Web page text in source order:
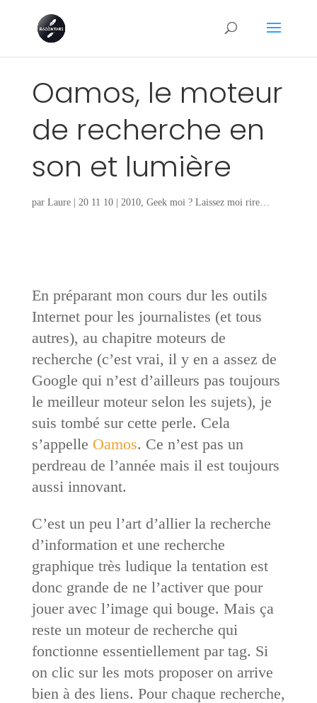
Oamos, le moteur
de recherche en
son et lumière
par Laure| 20 11 10| 2010, Geek moi ? Laissez moi rire…
En préparant mon cours dur les outils
Internet pour les journalistes (et tous
autres), au chapitre moteurs de
recherche (c’est vrai, il y en a assez de
Google qui n’est d’ailleurs pas toujours
le meilleur moteur selon les sujets), je
suis tombé sur cette perle. Cela
s’appelle Oamos. Ce n’est pas un
perdreau de l’année mais il est toujours
aussi innovant.
C’est un peu l’art d’allier la recherche
d’information et une recherche
graphique très ludique la tentation est
donc grande de ne l’activer que pour
jouer avec l’image qui bouge. Mais ça
reste un moteur de recherche qui
fonctionne essentiellement par tag. Si
on clic sur les mots proposer on arrive
bien à des liens. Pour chaque recherche,